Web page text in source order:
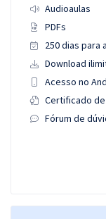
Audioaulas
PDFs
250 dias para
Download
Acesso no
Certificado
Fórum de